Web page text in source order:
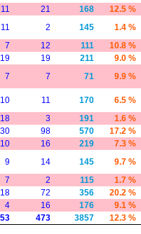
11 21 168
12.5 %
11 2 145
1.4 %
7 12 111
10.8 %
19 19 211
9.0 %
7 7 71
9.9 %
10 11 170
6.5 %
18 3 191
1.6 %
30 98 570
17.2 %
10 16 219
7.3 %
9 14 145
9.7 %
7 2 115
1.7 %
18 72 356
20.2 %
4 16 176
9.1 %
473 3857 12.3 %